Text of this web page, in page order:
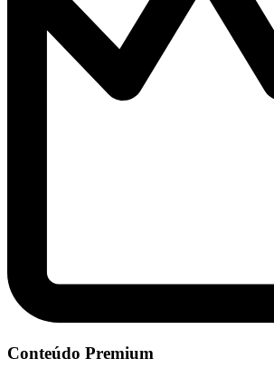
Conteúdo Premium